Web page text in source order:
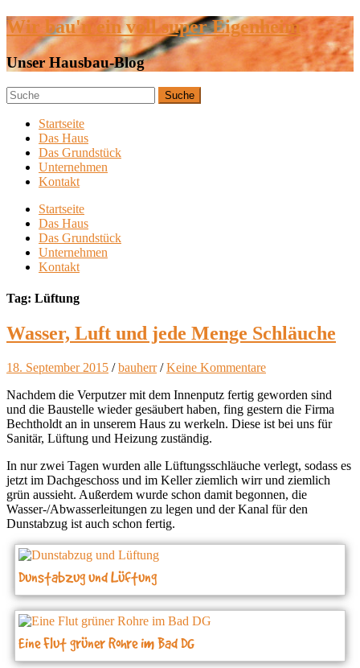
Wir bau'n ein voll super Eigenheim
Unser Hausbau-Blog
Startseite
Das Haus
Das Grundstück
Unternehmen
Kontakt
Startseite
Das Haus
Das Grundstück
Unternehmen
Kontakt
Tag: Lüftung
Wasser, Luft und jede Menge Schläuche
18. September 2015 /bauherr /Keine Kommentare
Nachdem die Verputzer mit dem Innenputz fertig geworden sind
und die Baustelle wieder gesäubert haben, fing gestern die Firma
Bechtholdt an in unserem Haus zu werkeln. Diese ist bei uns für
Sanitär, Lüftung und Heizung zuständig.
In nur zwei Tagen wurden alle Lüftungsschläuche verlegt, sodass es
jetzt im Dachgeschoss und im Keller ziemlich wirr und ziemlich
grün aussieht. Außerdem wurde schon damit begonnen, die
Wasser-/Abwasserleitungen zu legen und der Kanal für den
Dunstabzug ist auch schon fertig.
Dunstabzug und Lüftung
Eine Flut grüner Rohre im Bad DG